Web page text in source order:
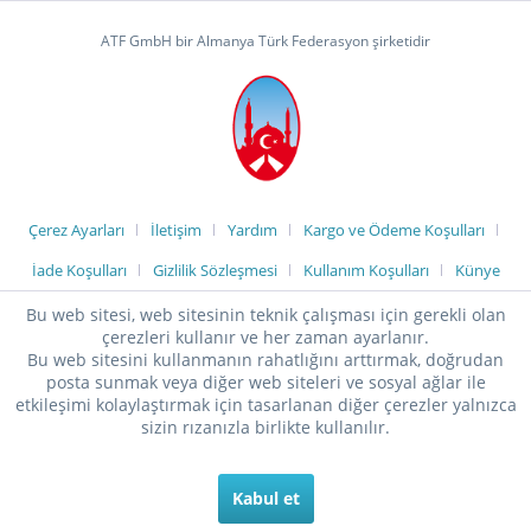
ATF GmbH bir Almanya Türk Federasyon şirketidir
Çerez Ayarları İletişim Yardım
Kargo ve Ödeme Koşulları
İade Koşulları
Gizlilik Sözleşmesi Kullanım Koşulları Künye
Bu web sitesi, web sitesinin teknik çalışması için gerekli olan
çerezleri kullanır ve her zaman ayarlanır.
Bu web sitesini kullanmanın rahatlığını arttırmak, doğrudan
posta sunmak veya diğer web siteleri ve sosyal ağlar ile
etkileşimi kolaylaştırmak için tasarlanan diğer çerezler yalnızca
sizin rızanızla birlikte kullanılır.
Kabul et